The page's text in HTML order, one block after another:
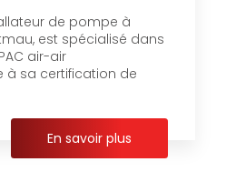
de pompe à
est spécialisé dans
air-air
à sa certification de
En savoir plus